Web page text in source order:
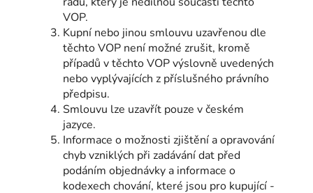
VOP.
Kupní nebo jinou smlouvu uzavřenou dle
těchto VOP není možné zrušit, kromě
případů v těchto VOP výslovně uvedených
nebo vyplývajících z příslušného právního
předpisu.
Smlouvu lze uzavřít pouze v českém
jazyce.
Informace o možnosti zjištění a opravování
chyb vzniklých při zadávání dat před
podáním objednávky a informace o
kodexech chování, které jsou pro kupující -